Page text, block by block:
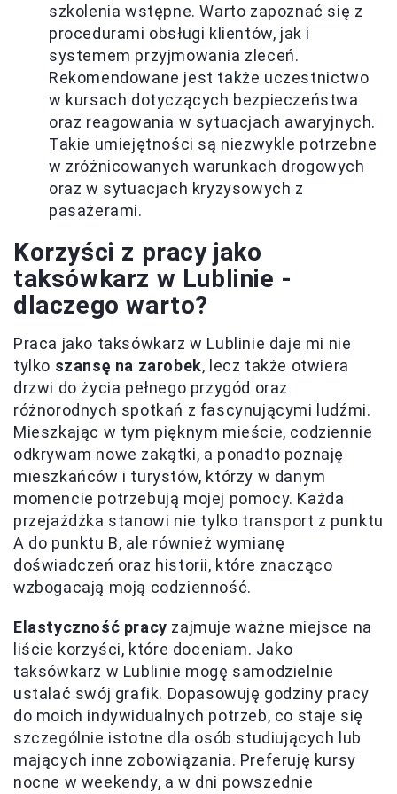
szkolenia wstępne. Warto zapoznać się z
procedurami obsługi klientów, jak i
systemem przyjmowania zleceń.
Rekomendowane jest także uczestnictwo
w kursach dotyczących bezpieczeństwa
oraz reagowania w sytuacjach awaryjnych.
Takie umiejętności są niezwykle potrzebne
w zróżnicowanych warunkach drogowych
oraz w sytuacjach kryzysowych z
pasażerami.
Korzyści z pracy jako
taksówkarz w Lublinie -
dlaczego warto?
Praca jako taksówkarz w Lublinie daje mi nie
tylko szansę na zarobek, lecz także otwiera
drzwi do życia pełnego przygód oraz
różnorodnych spotkań z fascynującymi ludźmi.
Mieszkając w tym pięknym mieście, codziennie
odkrywam nowe zakątki, a ponadto poznaję
mieszkańców i turystów, którzy w danym
momencie potrzebują mojej pomocy. Każda
przejażdżka stanowi nie tylko transport z punktu
A do punktu B, ale również wymianę
doświadczeń oraz historii, które znacząco
wzbogacają moją codzienność.
Elastyczność pracy zajmuje ważne miejsce na
liście korzyści, które doceniam. Jako
taksówkarz w Lublinie mogę samodzielnie
ustalać swój grafik. Dopasowuję godziny pracy
do moich indywidualnych potrzeb, co staje się
szczególnie istotne dla osób studiujących lub
mających inne zobowiązania. Preferuję kursy
nocne w weekendy, a w dni powszednie